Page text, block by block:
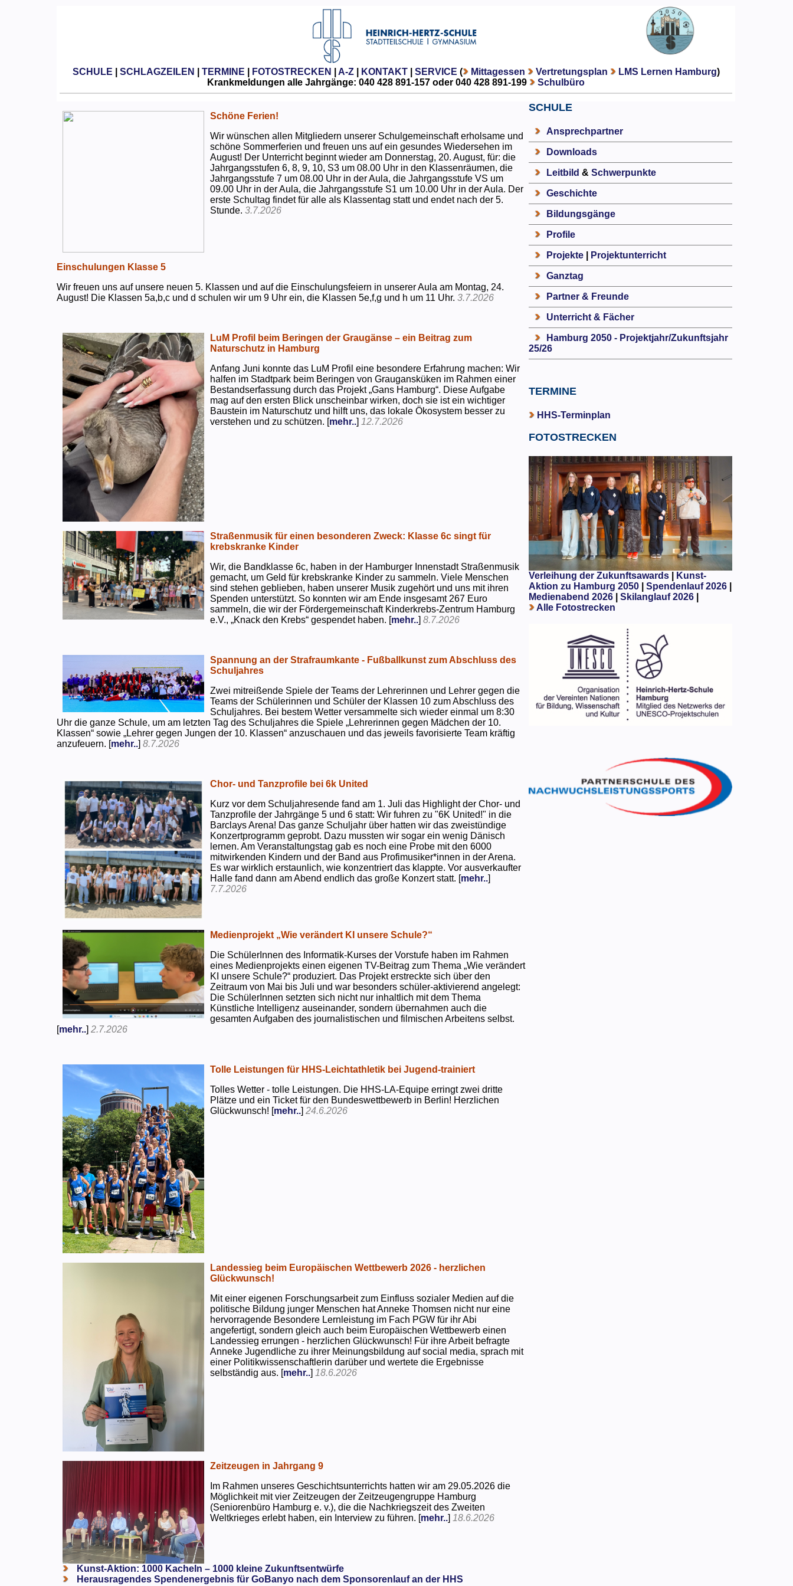
SCHULE SCHLAGZEILEN TERMINE FOTOSTRECKEN A-Z| KONTAKT| SERVICE ( Mittagessen Vertretungsplan LMS Lernen Hamburg)
Krankmeldungen alle Jahrgänge: 040 428 891-157 oder 040 428 891-199
Schulbüro
Schöne Ferien!
Wir wünschen allen Mitgliedern unserer Schulgemeinschaft erholsame und
schöne Sommerferien und freuen uns auf ein gesundes Wiedersehen im
August! Der Unterricht beginnt wieder am Donnerstag, 20. August, für: die
Jahrgangsstufen 6, 8, 9, 10, S3 um 08.00 Uhr in den Klassenräumen, die
Jahrgangsstufe 7 um 08.00 Uhr in der Aula, die Jahrgangsstufe VS um
09.00 Uhr in der Aula, die Jahrgangsstufe S1 um 10.00 Uhr in der Aula. Der
erste Schultag findet für alle als Klassentag statt und endet nach der 5.
Stunde.3.7.2026
Einschulungen Klasse 5
Wir freuen uns auf unsere neuen 5. Klassen und auf die Einschulungsfeiern in unserer Aula am Montag, 24.
August! Die Klassen 5a,b,c und d schulen wir um 9 Uhr ein, die Klassen 5e,f,g und h um 11 Uhr.3.7.2026
LuM Profil beim Beringen der Graugänse – ein Beitrag zum
Naturschutz in Hamburg
Anfang Juni konnte das LuM Profil eine besondere Erfahrung machen: Wir
halfen im Stadtpark beim Beringen von Graugansküken im Rahmen einer
Bestandserfassung durch das Projekt „Gans Hamburg“. Diese Aufgabe
mag auf den ersten Blick unscheinbar wirken, doch sie ist ein wichtiger
Baustein im Naturschutz und hilft uns, das lokale Ökosystem besser zu
verstehen und zu schützen. [mehr..] 12.7.2026
Straßenmusik für einen besonderen Zweck: Klasse 6c singt für
krebskranke Kinder
Wir, die Bandklasse 6c, haben in der Hamburger Innenstadt Straßenmusik
gemacht, um Geld für krebskranke Kinder zu sammeln. Viele Menschen
sind stehen geblieben, haben unserer Musik zugehört und uns mit ihren
Spenden unterstützt. So konnten wir am Ende insgesamt 267 Euro
sammeln, die wir der Fördergemeinschaft Kinderkrebs-Zentrum Hamburg
e.V., „Knack den Krebs“ gespendet haben. [mehr..]8.7.2026
Spannung an der Strafraumkante - Fußballkunst zum Abschluss des
Schuljahres
Zwei mitreißende Spiele der Teams der Lehrerinnen und Lehrer gegen die
Teams der Schülerinnen und Schüler der Klassen 10 zum Abschluss des
Schuljahres. Bei bestem Wetter versammelte sich wieder einmal um 8:30
Uhr die ganze Schule, um am letzten Tag des Schuljahres die Spiele „Lehrerinnen gegen Mädchen der 10.
Klassen“ sowie „Lehrer gegen Jungen der 10. Klassen“ anzuschauen und das jeweils favorisierte Team kräftig
anzufeuern. [mehr..]8.7.2026
Chor- und Tanzprofile bei 6k United
Kurz vor dem Schuljahresende fand am 1. Juli das Highlight der Chor- und
Tanzprofile der Jahrgänge 5 und 6 statt: Wir fuhren zu "6K United!" in die
Barclays Arena! Das ganze Schuljahr über hatten wir das zweistündige
Konzertprogramm geprobt. Dazu mussten wir sogar ein wenig Dänisch
lernen. Am Veranstaltungstag gab es noch eine Probe mit den 6000
mitwirkenden Kindern und der Band aus Profimusiker*innen in der Arena.
Es war wirklich erstaunlich, wie konzentriert das klappte. Vor ausverkaufter
Halle fand dann am Abend endlich das große Konzert statt. [mehr..]
7.7.2026
Medienprojekt „Wie verändert KI unsere Schule?“
Die SchülerInnen des Informatik-Kurses der Vorstufe haben im Rahmen
eines Medienprojekts einen eigenen TV-Beitrag zum Thema „Wie verändert
KI unsere Schule?“ produziert. Das Projekt erstreckte sich über den
Zeitraum von Mai bis Juli und war besonders schüler-aktivierend angelegt:
Die SchülerInnen setzten sich nicht nur inhaltlich mit dem Thema
Künstliche Intelligenz auseinander, sondern übernahmen auch die
gesamten Aufgaben des journalistischen und filmischen Arbeitens selbst.
[mehr..]2.7.2026
Tolle Leistungen für HHS-Leichtathletik bei Jugend-trainiert
Tolles Wetter - tolle Leistungen. Die HHS-LA-Equipe erringt zwei dritte
Plätze und ein Ticket für den Bundeswettbewerb in Berlin! Herzlichen
Glückwunsch! [mehr..]24.6.2026
Landessieg beim Europäischen Wettbewerb 2026 - herzlichen
Glückwunsch!
Mit einer eigenen Forschungsarbeit zum Einfluss sozialer Medien auf die
politische Bildung junger Menschen hat Anneke Thomsen nicht nur eine
hervorragende Besondere Lernleistung im Fach PGW für ihr Abi
angefertigt, sondern gleich auch beim Europäischen Wettbewerb einen
Landessieg errungen - herzlichen Glückwunsch! Für ihre Arbeit befragte
Anneke Jugendliche zu ihrer Meinungsbildung auf social media, sprach mit
einer Politikwissenschaftlerin darüber und wertete die Ergebnisse
selbständig aus. [mehr..] 18.6.2026
Zeitzeugen in Jahrgang 9
Im Rahmen unseres Geschichtsunterrichts hatten wir am 29.05.2026 die
Möglichkeit mit vier Zeitzeugen der Zeitzeugengruppe Hamburg
(Seniorenbüro Hamburg e. v.), die die Nachkriegszeit des Zweiten
Weltkrieges erlebt haben, ein Interview zu führen. [mehr..] 18.6.2026
Kunst-Aktion: 1000 Kacheln – 1000 kleine Zukunftsentwürfe
Herausragendes Spendenergebnis für GoBanyo nach dem Sponsorenlauf an der HHS
SCHULE
Ansprechpartner
Downloads
Leitbild & Schwerpunkte
Geschichte
Bildungsgänge
Profile
Projekte| Projektunterricht
Ganztag
Partner & Freunde
Unterricht & Fächer
Hamburg 2050 - Projektjahr/Zukunftsjahr
25/26
TERMINE
HHS-Terminplan
FOTOSTRECKEN
Verleihung der Zukunftsawards|
Kunst-
Aktion zu Hamburg 2050
Spendenlauf 2026|
Medienabend 2026| Skilanglauf 2026|
Alle Fotostrecken